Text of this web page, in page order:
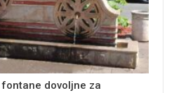
fontane dovoljne za